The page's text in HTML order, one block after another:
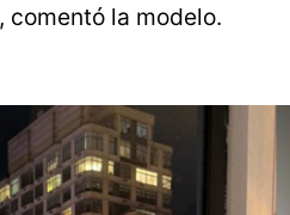
, comentó la modelo.